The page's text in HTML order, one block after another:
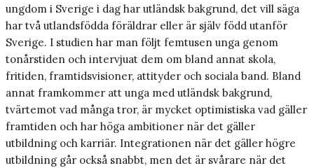
ungdom i Sverige i dag har utländsk bakgrund, det vill säga
har två utlandsfödda föräldrar eller är själv född utanför
Sverige. I studien har man följt femtusen unga genom
tonårstiden och intervjuat dem om bland annat skola,
fritiden, framtidsvisioner, attityder och sociala band. Bland
annat framkommer att unga med utländsk bakgrund,
tvärtemot vad många tror, är mycket optimistiska vad gäller
framtiden och har höga ambitioner när det gäller
utbildning och karriär. Integrationen när det gäller högre
utbildning går också snabbt, men det är svårare när det